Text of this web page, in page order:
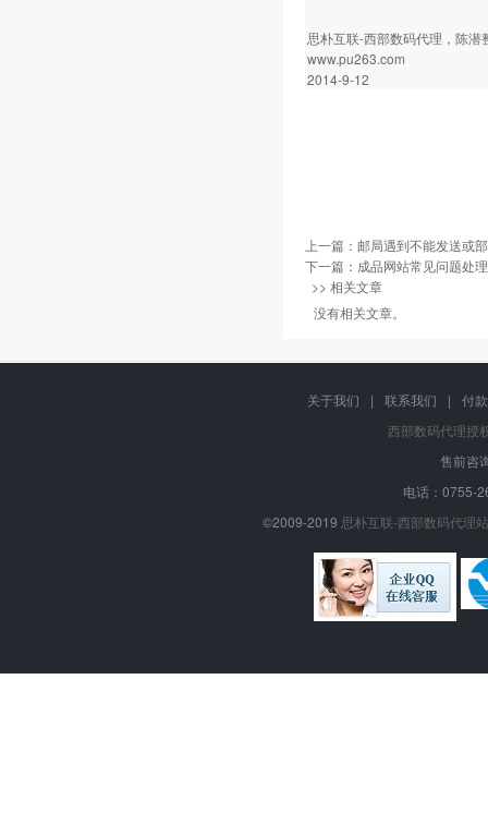
思朴互联-西部数码代理 ，陈潜
www.pu263.com
2014-9-12
上一篇： 邮局遇到不能发送或
下一篇： 成品网站常见问题处理
>> 相关文章
没有相关文章。
关于我们 | 联系我们 |
付
西部数码代理授
售前咨
电话：0755-
©2009-2019 思朴互联-西部数码代理站